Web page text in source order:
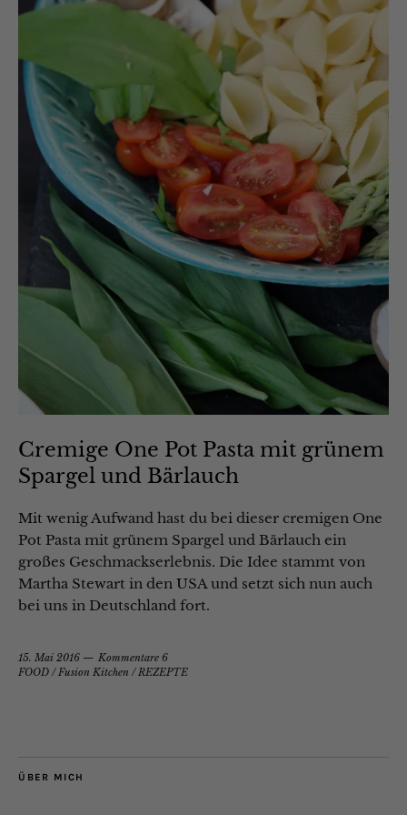
Cremige One Pot Pasta mit grünem
Spargel und Bärlauch
Mit wenig Aufwand hast du bei dieser cremigen One
Pot Pasta mit grünem Spargel und Bärlauch ein
großes Geschmackserlebnis. Die Idee stammt von
Martha Stewart in den USA und setzt sich nun auch
bei uns in Deutschland fort.
15. Mai 2016
Kommentare 6
FOOD / Fusion Kitchen / REZEPTE
ÜBER MICH